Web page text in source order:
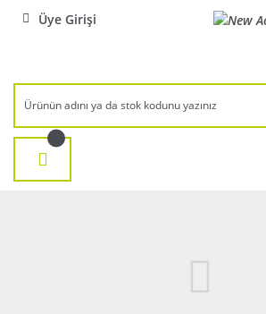
Üye Girişi